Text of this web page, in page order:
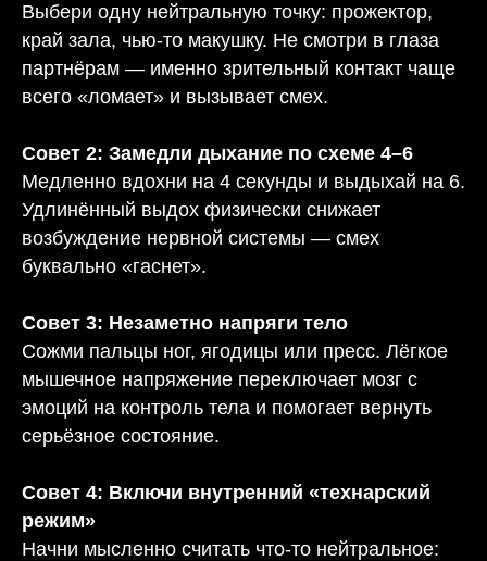
Выбери одну нейтральную точку: прожектор,
край зала, чью-то макушку. Не смотри в глаза
партнёрам — именно зрительный контакт чаще
всего «ломает» и вызывает смех.
Совет 2: Замедли дыхание по схеме 4–6
Медленно вдохни на 4 секунды и выдыхай на 6.
Удлинённый выдох физически снижает
возбуждение нервной системы — смех
буквально «гаснет».
Совет 3: Незаметно напряги тело
Сожми пальцы ног, ягодицы или пресс. Лёгкое
мышечное напряжение переключает мозг с
эмоций на контроль тела и помогает вернуть
серьёзное состояние.
Совет 4: Включи внутренний «технарский
режим»
Начни мысленно считать что-то нейтральное: